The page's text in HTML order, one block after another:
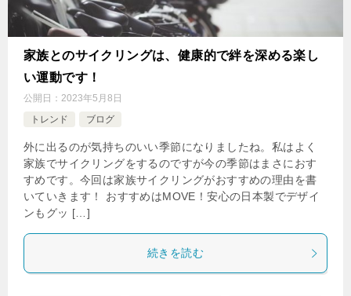
家族とのサイクリングは、健康的で絆を深める楽し
い運動です！
公開日： 2023年5月8日
トレンド
ブログ
外に出るのが気持ちのいい季節になりましたね。私はよく
家族でサイクリングをするのですが今の季節はまさにおす
すめです。今回は家族サイクリングがおすすめの理由を書
いていきます！ おすすめはMOVE！安心の日本製でデザイ
ンもグッ […]
続きを読む